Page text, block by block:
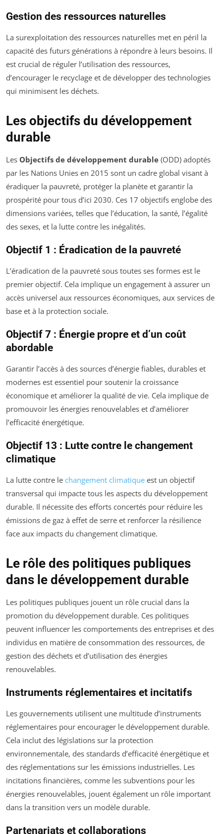
Gestion des ressources naturelles
La surexploitation des ressources naturelles met en péril la
capacité des futurs générations à répondre à leurs besoins. Il
est crucial de réguler l’utilisation des ressources,
d’encourager le recyclage et de développer des technologies
qui minimisent les déchets.
Les objectifs du développement
durable
Les Objectifs de développement durable (ODD) adoptés
par les Nations Unies en 2015 sont un cadre global visant à
éradiquer la pauvreté, protéger la planète et garantir la
prospérité pour tous d’ici 2030. Ces 17 objectifs englobe des
dimensions variées, telles que l’éducation, la santé, l’égalité
des sexes, et la lutte contre les inégalités.
Objectif 1 : Éradication de la pauvreté
L’éradication de la pauvreté sous toutes ses formes est le
premier objectif. Cela implique un engagement à assurer un
accès universel aux ressources économiques, aux services de
base et à la protection sociale.
Objectif 7 : Énergie propre et d’un coût
abordable
Garantir l’accès à des sources d’énergie fiables, durables et
modernes est essentiel pour soutenir la croissance
économique et améliorer la qualité de vie. Cela implique de
promouvoir les énergies renouvelables et d’améliorer
l’efficacité énergétique.
Objectif 13 : Lutte contre le changement
climatique
La lutte contre le changement climatique est un objectif
transversal qui impacte tous les aspects du développement
durable. Il nécessite des efforts concertés pour réduire les
émissions de gaz à effet de serre et renforcer la résilience
face aux impacts du changement climatique.
Le rôle des politiques publiques
dans le développement durable
Les politiques publiques jouent un rôle crucial dans la
promotion du développement durable. Ces politiques
peuvent influencer les comportements des entreprises et des
individus en matière de consommation des ressources, de
gestion des déchets et d’utilisation des énergies
renouvelables.
Instruments réglementaires et incitatifs
Les gouvernements utilisent une multitude d’instruments
réglementaires pour encourager le développement durable.
Cela inclut des législations sur la protection
environnementale, des standards d’efficacité énergétique et
des réglementations sur les émissions industrielles. Les
incitations financières, comme les subventions pour les
énergies renouvelables, jouent également un rôle important
dans la transition vers un modèle durable.
Partenariats et collaborations